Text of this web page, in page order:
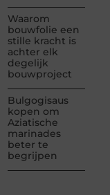
Waarom
bouwfolie een
stille kracht is
achter elk
degelijk
bouwproject
Bulgogisaus
kopen om
Aziatische
marinades
beter te
begrijpen